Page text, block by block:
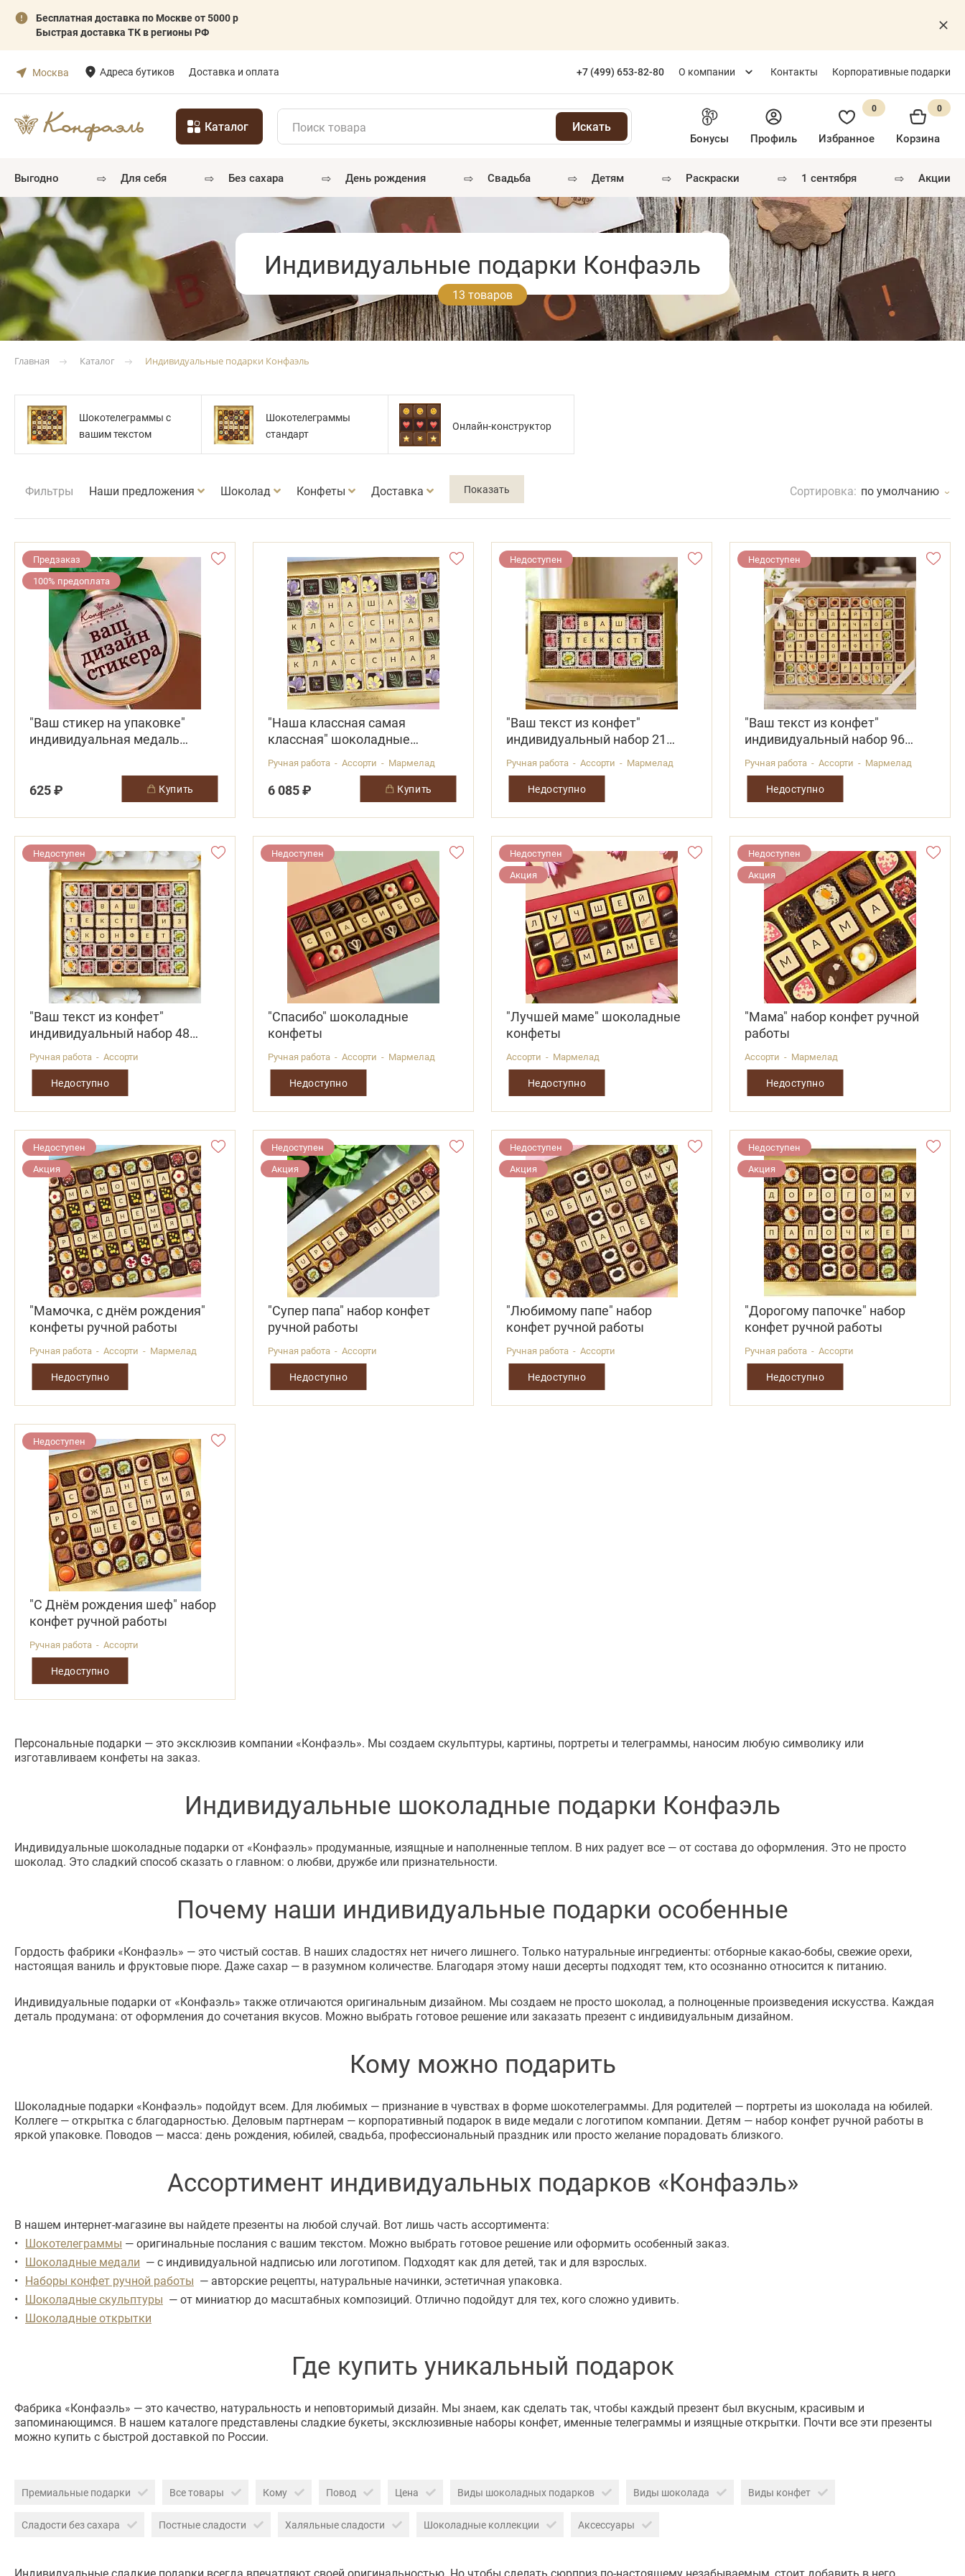
Бесплатная доставка по Москве от 5000 р
Быстрая доставка ТК в регионы РФ
Москва Адреса бутиков Доставка и оплата +7 (499) 653-82-80 О компании Контакты Корпоративные подарки
Каталог
Бонусы Профиль Избранное
0
Корзина
0
выгодно ⇨ для себя ⇨ без сахара ⇨ день рождения ⇨ свадьба ⇨ детям ⇨ раскраски ⇨ 1 сентября ⇨ акции
Индивидуальные подарки Конфаэль
13 товаров
Главная Каталог Индивидуальные подарки Конфаэль
Шокотелеграммы с
вашим текстом
Шокотелеграммы
стандарт
Онлайн-конструктор
Фильтры Наши предложения Шоколад Конфеты Доставка Сортировка: по умолчанию
Предзаказ
100% предоплата
"Ваш стикер на упаковке"
индивидуальная медаль
625 ₽
купить
"Наша классная самая
классная" шоколадные
конфеты 48 конфет
Ручная работа - Ассорти - Мармелад
6 085 ₽ купить
Недоступен
"Ваш текст из конфет"
индивидуальный набор 21
конфета
Ручная работа - Ассорти - Мармелад
Недоступно
Недоступен
"Ваш текст из конфет"
индивидуальный набор 96
конфет
Ручная работа - Ассорти - Мармелад
Недоступно
Недоступен
"Ваш текст из конфет"
индивидуальный набор 48
конфет
Ручная работа - Ассорти
Недоступно
Недоступен
"Спасибо" шоколадные
конфеты
Ручная работа - Ассорти - Мармелад
Недоступно
Недоступен
Акция
"Лучшей маме" шоколадные
конфеты
Ассорти - Мармелад
Недоступно
Недоступен
Акция
"Мама" набор конфет ручной
работы
Ассорти - Мармелад
Недоступно
Недоступен
Акция
"Мамочка, с днём рождения"
конфеты ручной работы
Ручная работа - Ассорти - Мармелад
Недоступно
Недоступен
Акция
"Супер папа" набор конфет
ручной работы
Ручная работа - Ассорти
Недоступно
Недоступен
Акция
"Любимому папе" набор
конфет ручной работы
Ручная работа - Ассорти
Недоступно
Недоступен
Акция
"Дорогому папочке" набор
конфет ручной работы
Ручная работа - Ассорти
Недоступно
Недоступен
"С Днём рождения шеф" набор
конфет ручной работы
Ручная работа - Ассорти
Недоступно
Персональные подарки — это эксклюзив компании «Конфаэль». Мы создаем скульптуры, картины, портреты и телеграммы, наносим любую символику или
изготавливаем конфеты на заказ.
Индивидуальные шоколадные подарки Конфаэль
Индивидуальные шоколадные подарки от «Конфаэль» продуманные, изящные и наполненные теплом. В них радует все — от состава до оформления. Это не просто
шоколад. Это сладкий способ сказать о главном: о любви, дружбе или признательности.
Почему наши индивидуальные подарки особенные
Гордость фабрики «Конфаэль» — это чистый состав. В наших сладостях нет ничего лишнего. Только натуральные ингредиенты: отборные какао-бобы, свежие орехи,
настоящая ваниль и фруктовые пюре. Даже сахар — в разумном количестве. Благодаря этому наши десерты подходят тем, кто осознанно относится к питанию.
Индивидуальные подарки от «Конфаэль» также отличаются оригинальным дизайном. Мы создаем не просто шоколад, а полноценные произведения искусства. Каждая
деталь продумана: от оформления до сочетания вкусов. Можно выбрать готовое решение или заказать презент с индивидуальным дизайном.
Кому можно подарить
Шоколадные подарки «Конфаэль» подойдут всем. Для любимых — признание в чувствах в форме шокотелеграммы. Для родителей — портреты из шоколада на юбилей.
Коллеге — открытка с благодарностью. Деловым партнерам — корпоративный подарок в виде медали с логотипом компании. Детям — набор конфет ручной работы в
яркой упаковке. Поводов — масса: день рождения, юбилей, свадьба, профессиональный праздник или просто желание порадовать близкого.
Ассортимент индивидуальных подарков «Конфаэль»
В нашем интернет-магазине вы найдете презенты на любой случай. Вот лишь часть ассортимента:
Шокотелеграммы — оригинальные послания с вашим текстом. Можно выбрать готовое решение или оформить особенный заказ.
Шоколадные медали — с индивидуальной надписью или логотипом. Подходят как для детей, так и для взрослых.
Наборы конфет ручной работы — авторские рецепты, натуральные начинки, эстетичная упаковка.
Шоколадные скульптуры — от миниатюр до масштабных композиций. Отлично подойдут для тех, кого сложно удивить.
Шоколадные открытки
Где купить уникальный подарок
Фабрика «Конфаэль» — это качество, натуральность и неповторимый дизайн. Мы знаем, как сделать так, чтобы каждый презент был вкусным, красивым и
запоминающимся. В нашем каталоге представлены сладкие букеты, эксклюзивные наборы конфет, именные телеграммы и изящные открытки. Почти все эти презенты
можно купить с быстрой доставкой по России.
Премиальные подарки Все товары Кому Повод Цена Виды шоколадных подарков Виды шоколада Виды конфет
Сладости без сахара Постные сладости Халяльные сладости Шоколадные коллекции Аксессуары
Индивидуальные сладкие подарки всегда впечатляют своей оригинальностью. Но чтобы сделать сюрприз по-настоящему незабываемым, стоит добавить в него